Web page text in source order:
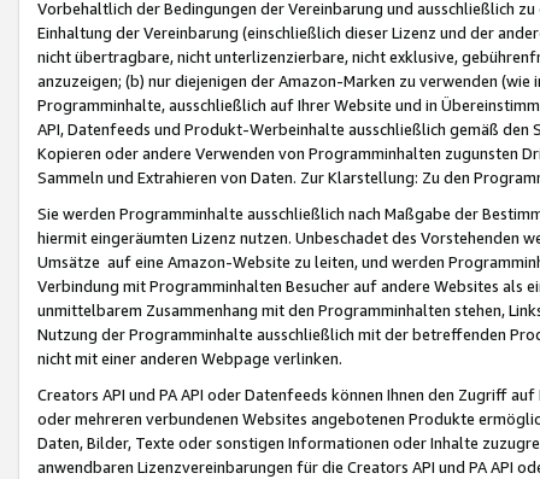
Vorbehaltlich der Bedingungen der Vereinbarung und ausschließlich
Einhaltung der Vereinbarung (einschließlich dieser Lizenz und der
nicht übertragbare, nicht unterlizenzierbare, nicht exklusive,
anzuzeigen; (b) nur diejenigen der Amazon-Marken zu verwenden
Programminhalte, ausschließlich auf Ihrer Website und in
API, Datenfeeds und Produkt-Werbeinhalte ausschließlich gemäß
Kopieren oder andere Verwenden von Programminhalten zugunsten
Sammeln und Extrahieren von Daten. Zur Klarstellung: Zu den
Sie werden Programminhalte ausschließlich nach Maßgabe der
hiermit eingeräumten Lizenz nutzen. Unbeschadet des Vorstehenden
Umsätze auf eine Amazon-Website zu leiten, und werden
Verbindung mit Programminhalten Besucher auf andere Websites als
unmittelbarem Zusammenhang mit den Programminhalten stehen,
Nutzung der Programminhalte ausschließlich mit der betreffenden
nicht mit einer anderen Webpage verlinken.
Creators API und PA API oder Datenfeeds können Ihnen den Zugriff
oder mehreren verbundenen Websites angebotenen Produkte
Daten, Bilder, Texte oder sonstigen Informationen oder Inhalte
anwendbaren Lizenzvereinbarungen für die Creators API und PA API